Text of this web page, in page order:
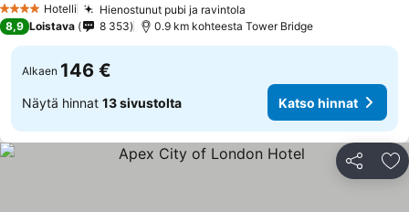
4 Tähtiluokitus
Hotelli Hienostunut pubi ja ravintola
8,9 Loistava 8 353 0.9 km kohteesta Tower Bridge
Alkaen 146 €
Näytä hinnat 13 sivustolta Katso hinnat
Jaa